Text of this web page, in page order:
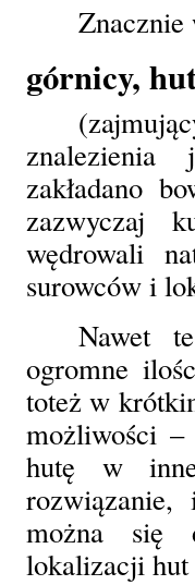
górnicy,
znalezienia
zakładano
zazwyczaj
wędrowali
surowców i
Nawet
ogromne
toteż w
możliwości
hutę w
można się
lokalizacji hut